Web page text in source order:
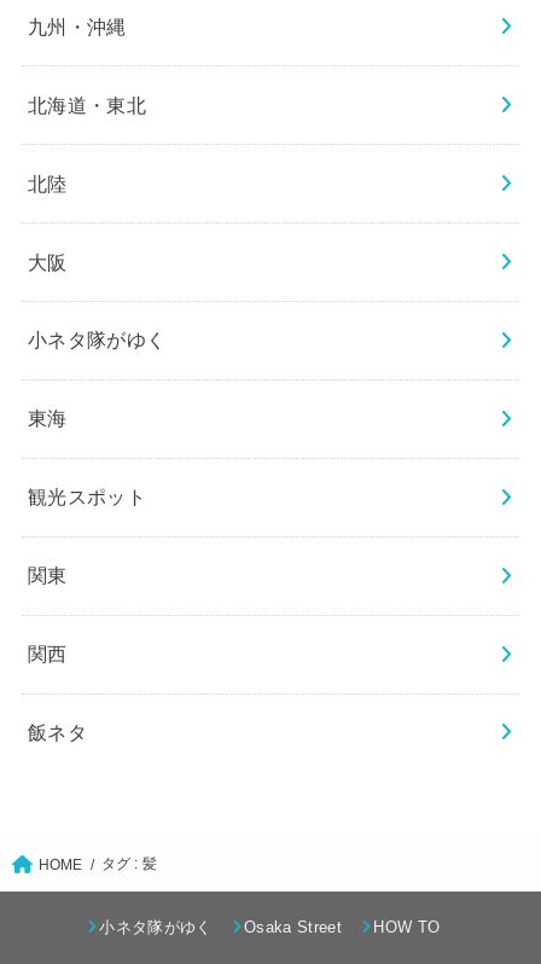
九州・沖縄
北海道・東北
北陸
大阪
小ネタ隊がゆく
東海
観光スポット
関東
関西
飯ネタ
HOME タグ : 髪
小ネタ隊がゆく Osaka Street HOW TO